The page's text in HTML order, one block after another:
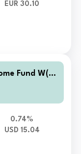
EUR 30.10
Fund W(Ac
0.74%
USD 15.04